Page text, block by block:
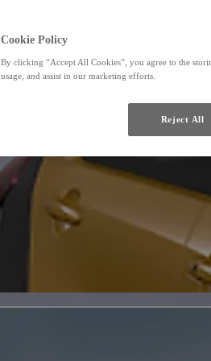
Cookie Policy
By clicking “Accept All Cookies”, you agree to the
usage, and assist in our marketing efforts.
Reject All